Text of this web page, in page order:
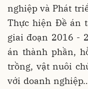
nghiệp và Phát
Thực hiện Đề án
giai đoạn 2016 -
án thành phần,
trồng, vật nuôi
với doanh